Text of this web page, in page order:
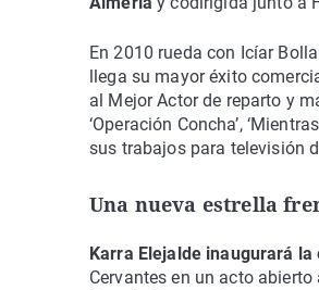
En 2010 rueda con Icíar
llega su mayor éxito
al Mejor Actor de reparto y
‘Operación Concha’,
sus trabajos para televisión
Una nueva estrella
Karra Elejalde inaugurará
Cervantes en un acto